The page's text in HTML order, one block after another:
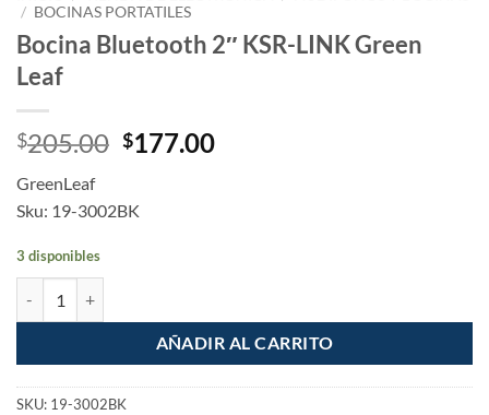
/ BOCINAS PORTATILES
Bocina Bluetooth 2″ KSR-LINK Green
Leaf
$205.00 Original
$205.00.
$177.00Current
GreenLeaf
Sku: 19-3002BK
3 disponibles
AÑADIR AL CARRITO
SKU: 19-3002BK